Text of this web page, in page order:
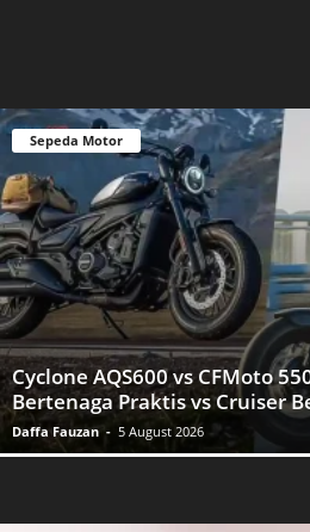
Sepeda Motor
Cyclone AQS600 vs CFMoto
Bertenaga Praktis vs Cruiser
Daffa Fauzan - 5 August 2026